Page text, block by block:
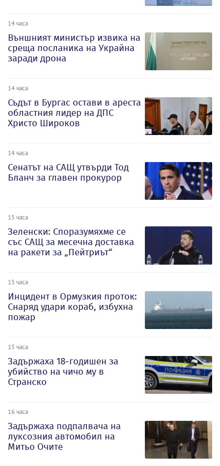
14 часа
Външният министър извика на
среща посланика на Украйна
заради дрона
14 часа
Съдът в Бургас остави в ареста
областния лидер на ДПС
Христо Широков
14 часа
Сенатът на САЩ утвърди Тод
Бланч за главен прокурор
15 часа
Зеленски: Споразумяхме се
със САЩ за месечна доставка
на ракети за „Пейтриът“
15 часа
Инцидент в Ормузкия проток:
Снаряд удари кораб, избухна
пожар
15 часа
Задържаха 18-годишен за
убийство на чичо му в
Странско
16 часа
Задържаха подпалвача на
луксозния автомобил на
Митьо Очите